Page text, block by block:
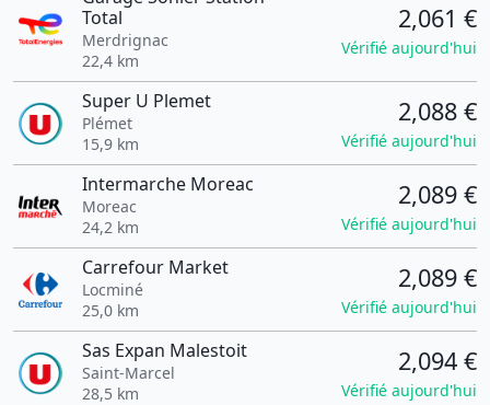
Total
Merdrignac
22,4 km
2,061 €
Vérifié aujourd'hui
Super U Plemet
Plémet
15,9 km
2,088 €
Vérifié aujourd'hui
Intermarche Moreac
Moreac
24,2 km
2,089 €
Vérifié aujourd'hui
Carrefour Market
Locminé
25,0 km
2,089 €
Vérifié aujourd'hui
Sas Expan Malestoit
Saint-Marcel
28,5 km
2,094 €
Vérifié aujourd'hui